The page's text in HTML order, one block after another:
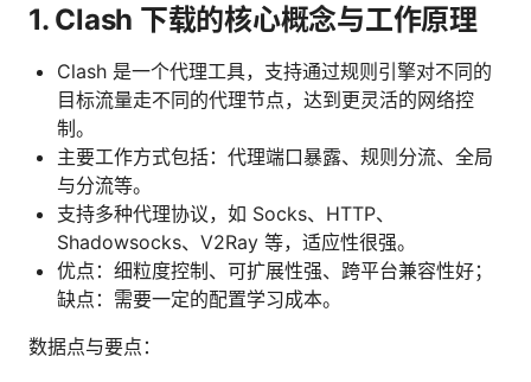
1. Clash 下载的核心概念与工作原理
Clash 是一个代理工具，支持通过规则引擎对不同的
目标流量走不同的代理节点，达到更灵活的网络控
制。
主要工作方式包括：代理端口暴露、规则分流、全局
与分流等。
支持多种代理协议，如 Socks、HTTP、
Shadowsocks、V2Ray 等，适应性很强。
优点：细粒度控制、可扩展性强、跨平台兼容性好；
缺点：需要一定的配置学习成本。
数据点与要点：